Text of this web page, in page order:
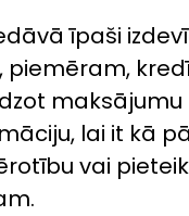
īpaši
piemēram,
maksājumu
lai it kā
vai